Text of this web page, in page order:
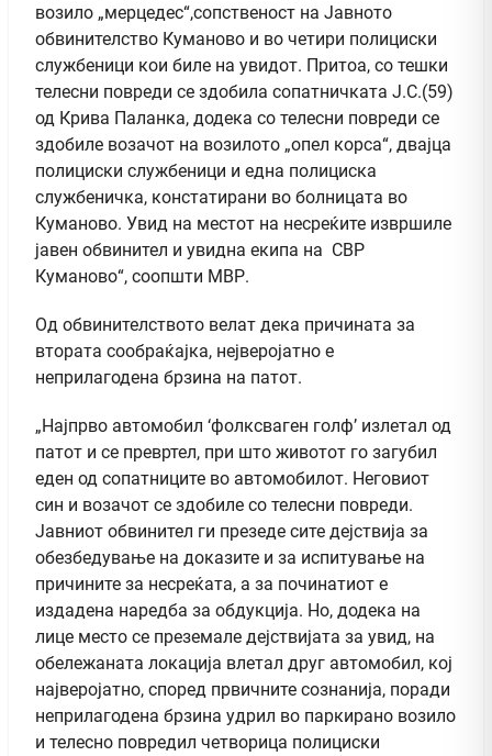
возило „мерцедес“,сопственост на Јавното
обвинителство Куманово и во четири полициски
службеници кои биле на увидот. Притоа, со тешки
телесни повреди се здобила сопатничката Ј.С.(59)
од Крива Паланка, додека со телесни повреди се
здобиле возачот на возилото „опел корса“, двајца
полициски службеници и една полициска
службеничка, констатирани во болницата во
Куманово. Увид на местот на несреќите извршиле
јавен обвинител и увидна екипа на СВР
Куманово“, соопшти МВР.
Од обвинителството велат дека причината за
втората сообраќајка, нејверојатно е
неприлагодена брзина на патот.
„Најпрво автомобил ‘фолксваген голф’ излетал од
патот и се превртел, при што животот го загубил
еден од сопатниците во автомобилот. Неговиот
син и возачот се здобиле со телесни повреди.
Јавниот обвинител ги презеде сите дејствија за
обезбедување на доказите и за испитување на
причините за несреќата, а за починатиот е
издадена наредба за обдукција. Но, додека на
лице место се преземале дејствијата за увид, на
обележаната локација влетал друг автомобил, кој
најверојатно, според првичните сознанија, поради
неприлагодена брзина удрил во паркирано возило
и телесно повредил четворица полициски